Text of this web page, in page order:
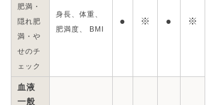
肥満・
隠れ肥
満・や
せのチ
ェック
身長、体重、
肥満度、 BMI
● ※ ● ※
血液
一般